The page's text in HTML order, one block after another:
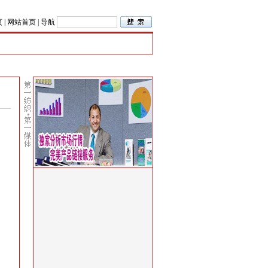
网站首页 导航